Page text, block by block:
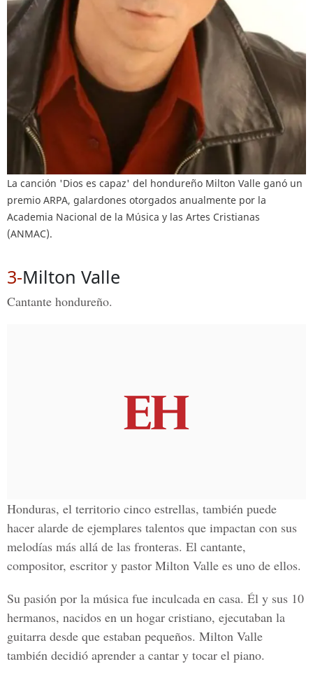
La canción 'Dios es capaz' del hondureño Milton Valle ganó un
premio ARPA, galardones otorgados anualmente por la
Academia Nacional de la Música y las Artes Cristianas
(ANMAC).
3-Milton Valle
Cantante hondureño.
Honduras, el territorio cinco estrellas, también puede
hacer alarde de ejemplares talentos que impactan con sus
melodías más allá de las fronteras. El cantante,
compositor, escritor y pastor Milton Valle es uno de ellos.
Su pasión por la música fue inculcada en casa. Él y sus 10
hermanos, nacidos en un hogar cristiano, ejecutaban la
guitarra desde que estaban pequeños. Milton Valle
también decidió aprender a cantar y tocar el piano.